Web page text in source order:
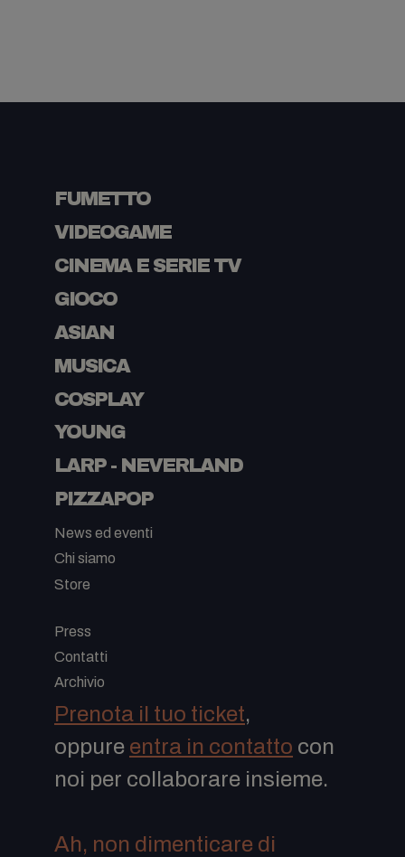
FUMETTO
VIDEOGAME
CINEMA E SERIE TV
GIOCO
ASIAN
MUSICA
COSPLAY
YOUNG
LARP - NEVERLAND
PIZZAPOP
News ed eventi
Chi siamo
Store
Press
Contatti
Archivio
Prenota il tuo ticket,
oppure entra in contatto con
noi per collaborare insieme.
Ah, non dimenticare di